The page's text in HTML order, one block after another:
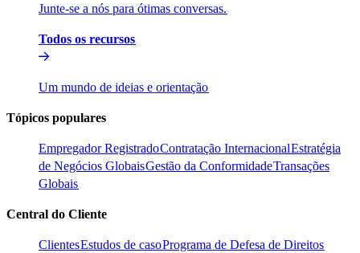
Junte-se a nós para ótimas conversas.​​
Todos os recursos​​
Um mundo de ideias e orientação​​
Tópicos populares​​
Empregador Registrado​​Contratação Internacional​​Estratégia
de Negócios Globais​​Gestão da Conformidade​​Transações
Globais​​
Central do Cliente​​
Clientes​​Estudos de caso​​Programa de Defesa de Direitos​​